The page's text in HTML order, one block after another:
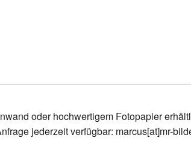
oder hochwertigem Fotopapier
jederzeit verfügbar: marcus[at]mr-